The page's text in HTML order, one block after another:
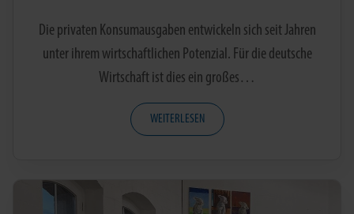
Die privaten Konsumausgaben entwickeln sich seit Jahren
unter ihrem wirtschaftlichen Potenzial. Für die deutsche
Wirtschaft ist dies ein großes…
WEITERLESEN